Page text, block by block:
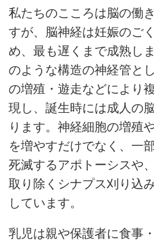
私たちのこころは脳の働
すが、脳神経は妊娠のご
め、最も遅くまで成熟し
のような構造の神経管と
の増殖・遊走などにより
現し、誕生時には成人の
ります。神経細胞の増殖
を増やすだけでなく、一
死滅するアポトーシスや
取り除くシナプス刈り込
しています。
乳児は親や保護者に食事